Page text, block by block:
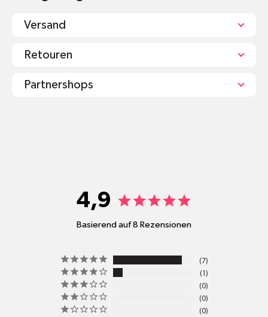
Versand
pro
Standort
Versandkosten
Retouren
Partnershops
4,9
Basierend auf 8 Rezensionen
7
1
0
0
0